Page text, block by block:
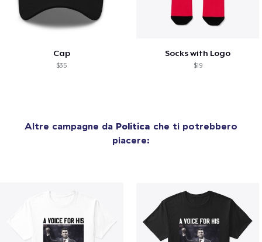
Cap
$35
Socks with Logo
$19
Altre campagne da Politica che ti potrebbero
piacere: